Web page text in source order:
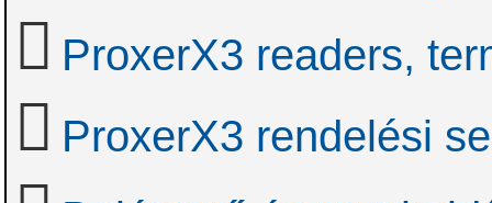
ProxerX3 readers,
ProxerX3 rendelési